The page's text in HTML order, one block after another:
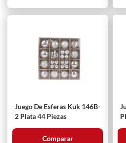
Juego De Esferas Kuk 146B-
2 Plata 44 Piezas
Comparar